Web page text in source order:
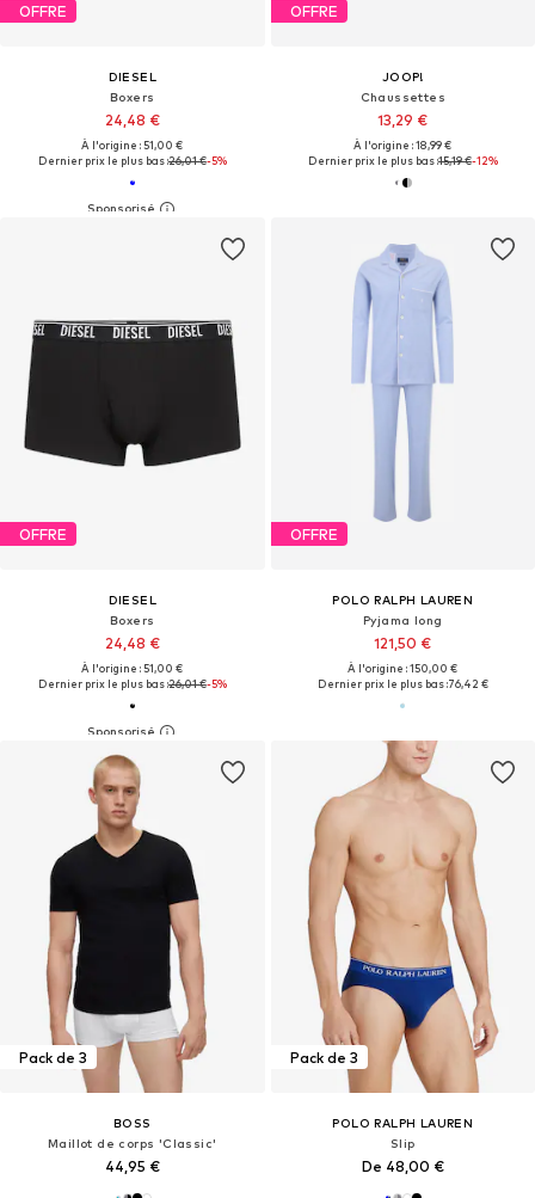
OFFRE
DIESEL
Boxers
24,48 €
À l'origine : 51,00 €
Dernier prix le plus bas :26,01 €-5%
OFFRE
JOOP!
Chaussettes
13,29 €
À l'origine : 18,99 €
Dernier prix le plus bas :15,19 €-12%
OFFRE
DIESEL
Boxers
24,48 €
À l'origine : 51,00 €
Dernier prix le plus bas :26,01 €-5%
OFFRE
POLO RALPH LAUREN
Pyjama long
121,50 €
À l'origine : 150,00 €
Dernier prix le plus bas :76,42 €
Pack de 3
BOSS
Maillot de corps 'Classic'
44,95 €
Pack de 3
POLO RALPH LAUREN
Slip
De 48,00 €